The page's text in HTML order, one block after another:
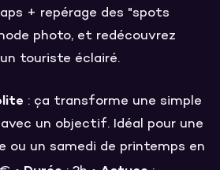
+ repérage des "spots
photo, et redécouvrez
touriste éclairé.
: ça transforme une simple
un objectif. Idéal pour une
ou un samedi de printemps en